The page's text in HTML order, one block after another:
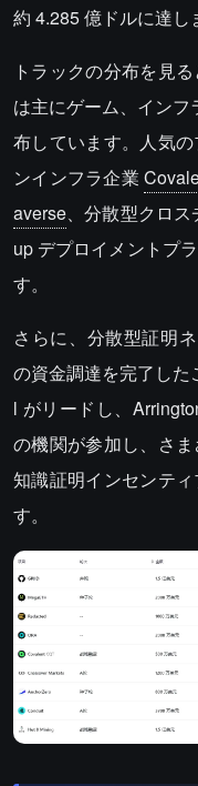
約 4.285 億ドルに達し
トラックの分布を見
は主にゲーム、イン
布しています。人気
ンインフラ企業
averse、分散型クロ
up デプロイメントプ
す。
さらに、分散型証明
の資金調達を完了し
l がリードし、
の機関が参加し、さ
知識証明インセンテ
す。